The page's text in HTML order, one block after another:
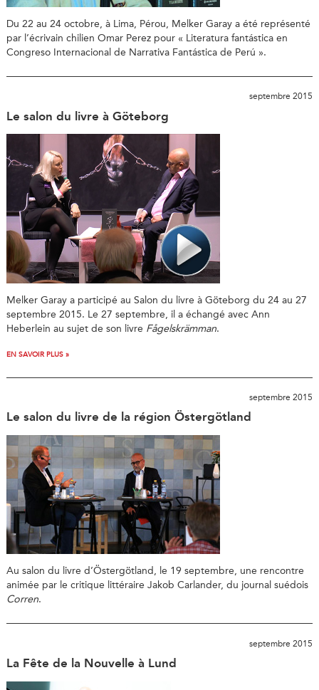
Du 22 au 24 octobre, à Lima, Pérou, Melker Garay a été représenté
par l’écrivain chilien Omar Perez pour « Literatura fantástica en
Congreso Internacional de Narrativa Fantástica de Perú ».
septembre 2015
Le salon du livre à Göteborg
Melker Garay a participé au Salon du livre à Göteborg du 24 au 27
septembre 2015. Le 27 septembre, il a échangé avec Ann
Heberlein au sujet de son livre Fågelskrämman.
EN SAVOIR PLUS »
septembre 2015
Le salon du livre de la région Östergötland
Au salon du livre d’Östergötland, le 19 septembre, une rencontre
animée par le critique littéraire Jakob Carlander, du journal suédois
Corren.
septembre 2015
La Fête de la Nouvelle à Lund